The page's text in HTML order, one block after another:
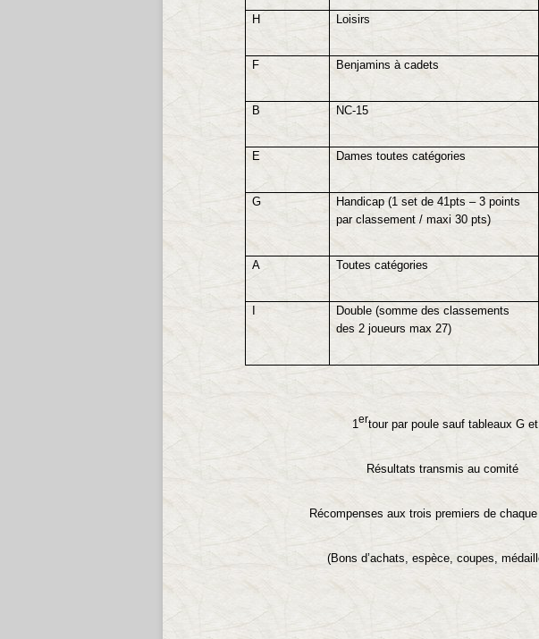
H Loisirs
F Benjamins à cadets
B NC-15
E Dames toutes catégories
G
Handicap (1 set de 41pts – 3 points
par classement / maxi 30 pts)
A Toutes catégories
Double (somme des classements
des 2 joueurs max 27)
1ertour par poule sauf tableaux G
Résultats transmis au comité
Récompenses aux trois premiers de
(Bons d’achats, espèce, coupes,